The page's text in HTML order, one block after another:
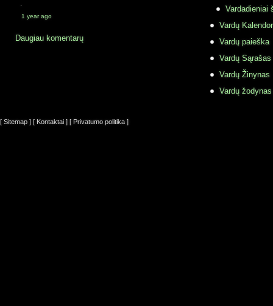
·
1 year ago
Daugiau komentarų
Vardadieniai
Vardų
Vardų paieška
Vardų Sąrašas
Vardų Žinynas
Vardų
[ Sitemap ] [ Kontaktai ] [ Privatumo politika ]